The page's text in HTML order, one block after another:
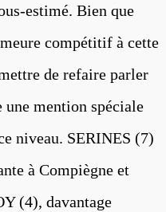
estimé. Bien que
compétitif à cette
de refaire parler
mention spéciale
niveau. SERINES (7)
à Compiègne et
(4), davantage